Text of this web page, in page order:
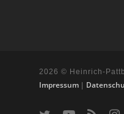
2026 © Heinrich-
Impressum